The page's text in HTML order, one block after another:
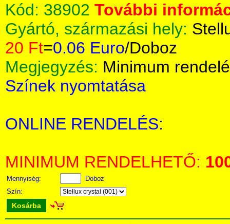
Kód: 38902 További
Gyártó, származási hely:
20 Ft=0.06 Euro/Doboz
Megjegyzés: Minimum
Színek nyomtatása
ONLINE RENDELÉS:
MINIMUM RENDELHETŐ:
Mennyiség:
Doboz
Szín:
Kosárba